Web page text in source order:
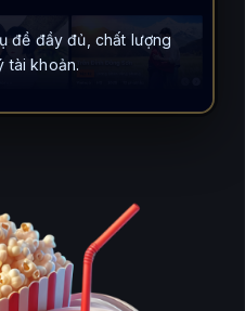
đề đầy đủ, chất lượng
tài khoản.